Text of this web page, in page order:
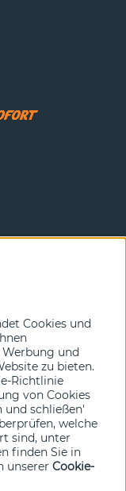
allen anderen
Ja bitte!
Cookies und
und
zu bieten.
Richtlinie
von Cookies
und schließen'
welche
sind, unter
finden Sie in
unserer Cookie-